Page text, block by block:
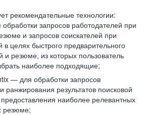
рекомендательные технологии:
запросов работодателей при
и запросов соискателей при
в целях быстрого предварительного
и резюме, из которых пользователь
наиболее подходящие;
— для обработки запросов
ранжирования результатов поисковой
наиболее релевантных
резюме;